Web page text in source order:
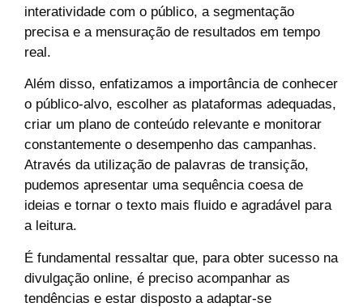
interatividade com o público, a segmentação
precisa e a mensuração de resultados em tempo
real.
Além disso, enfatizamos a importância de conhecer
o público-alvo, escolher as plataformas adequadas,
criar um plano de conteúdo relevante e monitorar
constantemente o desempenho das campanhas.
Através da utilização de palavras de transição,
pudemos apresentar uma sequência coesa de
ideias e tornar o texto mais fluido e agradável para
a leitura.
É fundamental ressaltar que, para obter sucesso na
divulgação online, é preciso acompanhar as
tendências e estar disposto a adaptar-se